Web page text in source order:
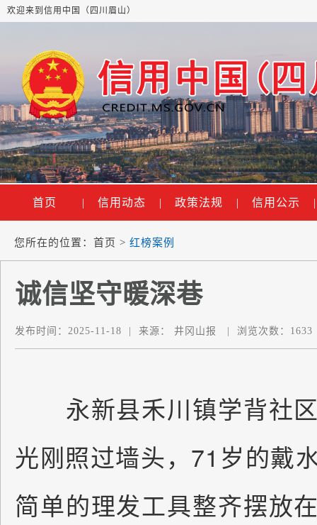
欢迎来到信用中国（四川眉山）
首页 | 信用动态 | 政策法规 | 信用公示 |
您所在的位置： 首页 > 红榜案例
诚信坚守暖深巷
发布时间： 2025-11-18 来源： 井冈山报 浏览次数： 1633
永新县禾川镇学背社区
光刚照过墙头，71岁的戴
简单的理发工具整齐摆放